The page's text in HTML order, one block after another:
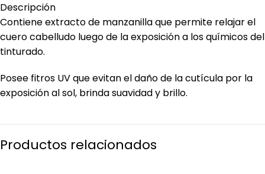
Descripción
Contiene extracto de manzanilla que permite relajar el
cuero cabelludo luego de la exposición a los químicos del
tinturado.
Posee fitros UV que evitan el daño de la cutícula por la
exposición al sol, brinda suavidad y brillo.
Productos relacionados